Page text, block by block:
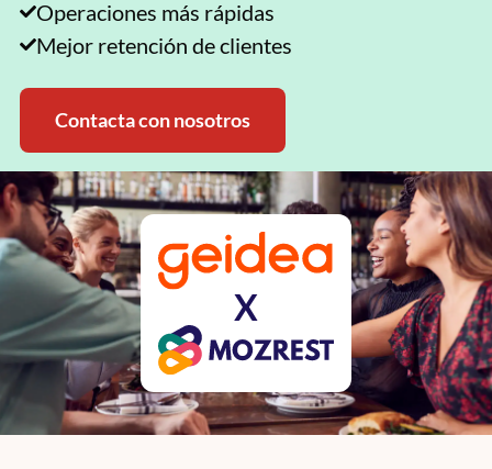
Operaciones más rápidas
Mejor retención de clientes
Contacta con nosotros
X